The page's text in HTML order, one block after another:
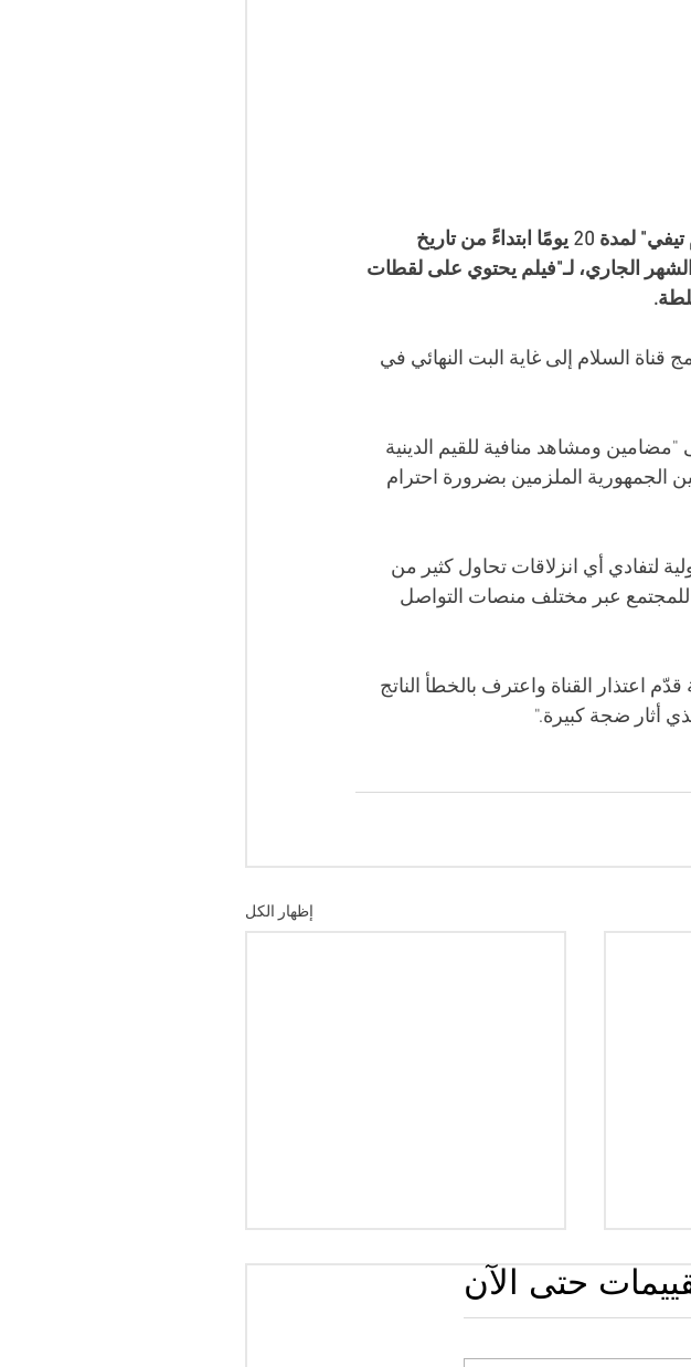
قرّرت سلطة السمعي البصري تعليق جميع برامج قناة "السلام تيفي" لمدة 20 يومًا ابتداءً من تاريخ
المتخذ سابقًا ضد القناة عقب بثها يوم 10 من الشهر الجاري، لـ"فيلم يحتوي على لقطات
السلام إلى غاية البت النهائي في
ومشاهد منافية للقيم الدينية
الجمهورية الملزمين بضرورة احترام
لتفادي أي انزلاقات تحاول كثير من
للمجتمع عبر مختلف منصات التواصل
اعتذار القناة واعترف بالخطأ الناتج
أثار ضجة كبيرة."
إظهار الكل
حتى الآن